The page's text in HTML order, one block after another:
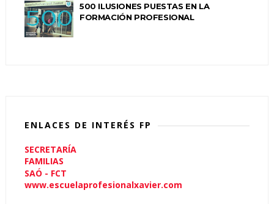
500 ILUSIONES PUESTAS EN LA
FORMACIÓN PROFESIONAL
ENLACES DE INTERÉS FP
SECRETARÍA
FAMILIAS
SAÓ - FCT
www.escuelaprofesionalxavier.com